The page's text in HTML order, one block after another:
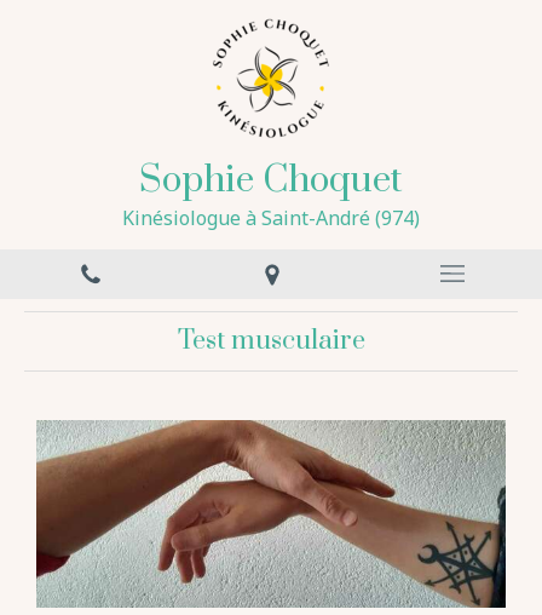
Sophie Choquet
Kinésiologue à Saint-André (974)
Test musculaire